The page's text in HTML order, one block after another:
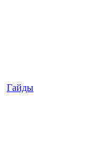
Гайды